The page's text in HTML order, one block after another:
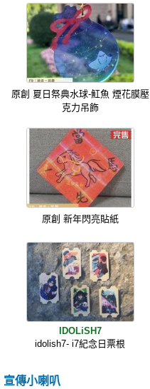
原創 夏日祭典水球-魟魚 煙花膜壓
克力吊飾
原創 新年閃亮貼紙
IDOLiSH7
idolish7- i7紀念日票根
宣傳小喇叭